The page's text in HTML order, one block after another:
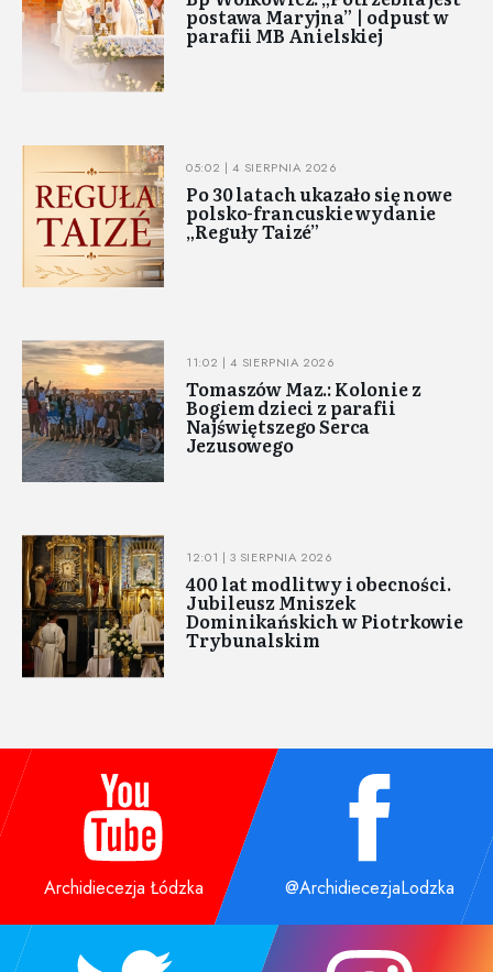
postawa Maryjna” | odpust w
parafii MB Anielskiej
05:02 | 4 SIERPNIA 2026
Po 30 latach ukazało się nowe
polsko-francuskie wydanie
„Reguły Taizé”
11:02 | 4 SIERPNIA 2026
Tomaszów Maz.: Kolonie z
Bogiem dzieci z parafii
Najświętszego Serca
Jezusowego
12:01 | 3 SIERPNIA 2026
400 lat modlitwy i obecności.
Jubileusz Mniszek
Dominikańskich w Piotrkowie
Trybunalskim
Archidiecezja Łódzka @ArchidiecezjaLodzka